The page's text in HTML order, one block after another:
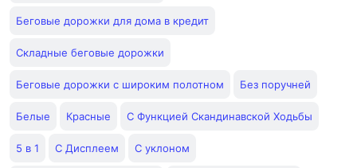
Беговые дорожки для дома в кредит
Складные беговые дорожки
Беговые дорожки с широким полотном Без поручней
Белые Красные С Функцией Скандинавской Ходьбы
5 в 1 С Дисплеем С уклоном